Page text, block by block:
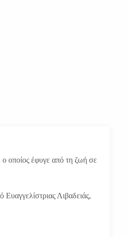
οποίος έφυγε από τη ζωή σε
Λιβαδειάς,